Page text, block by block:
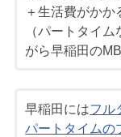
＋生活費がかか
（パートタイ
がら早稲田の
早稲田にはフル
パートタイムの